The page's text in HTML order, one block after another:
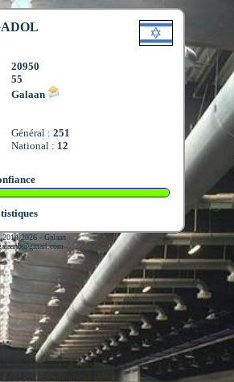
20950
55
Galaan
Général : 251
National : 12
2026 - Galaan